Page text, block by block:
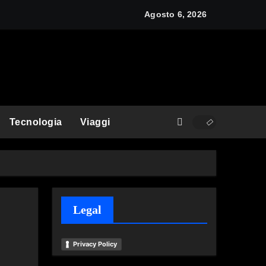
Agosto 6, 2026
Tecnologia Viaggi
Legal
Privacy Policy